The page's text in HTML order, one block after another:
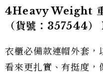
4Heavy Weight 重
（貨號：357544
衣櫃必備款連帽外套，
看來更扎實、有挺度，